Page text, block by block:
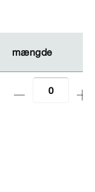
mængde
mængde